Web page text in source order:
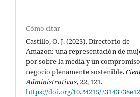
Cómo citar
Castillo, O. J. (2023). Directorio de
Amazon: una representación de
por sobre la media y un
negocio plenamente sostenible.
Administrativas,22, 121.
https://doi.org/10.24215/